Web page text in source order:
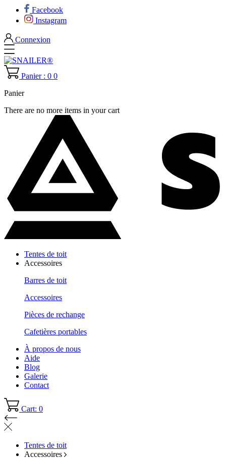
Facebook
Instagram
Connexion
Panier : 0 0
Panier
There are no more items in your cart
Tentes de toit
Accessoires
Barres de toit
Accessoires
Pièces de rechange
Cafetières portables
À propos de nous
Aide
Blog
Galerie
Contact
Cart: 0
Tentes de toit
Accessoires